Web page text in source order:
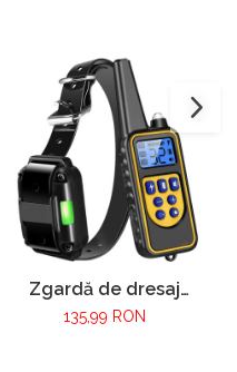
Zgardă de dresaj
electrică pentru câini
135,99 RON